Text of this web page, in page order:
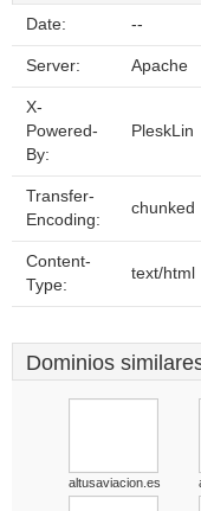
Date: --
Server: Apache
X-
Powered-
By:
PleskLin
Transfer-
Encoding:
chunked
Content-
Type:
text/html
Dominios
altusaviacion.es